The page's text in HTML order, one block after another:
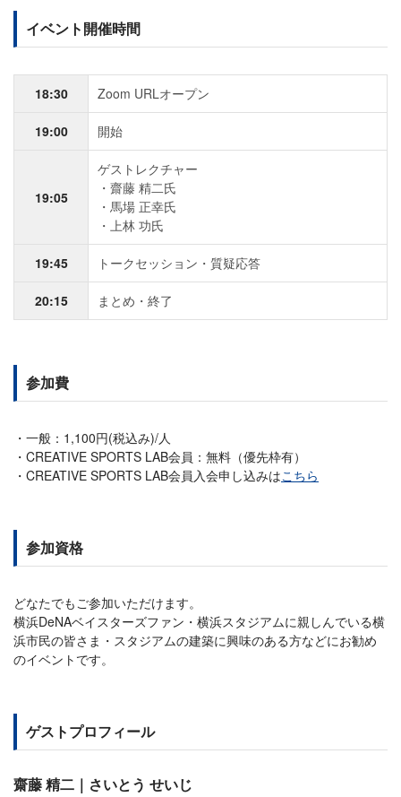
イベント開催時間
18:30 Zoom URLオープン
19:00 開始
19:05
ゲストレクチャー
齋藤 精二氏
馬場 正幸氏
上林 功氏
19:45 トークセッション・質疑応答
20:15 まとめ・終了
参加費
一般：1,100円(税込み)/人
CREATIVE SPORTS LAB会員：無料（優先枠有）
CREATIVE SPORTS LAB会員入会申し込みはこちら
参加資格
どなたでもご参加いただけます。
横浜DeNAベイスターズファン・横浜スタジアムに親しんでいる横
浜市民の皆さま・スタジアムの建築に興味のある方などにお勧め
のイベントです。
ゲストプロフィール
齋藤 精二｜さいとう せいじ